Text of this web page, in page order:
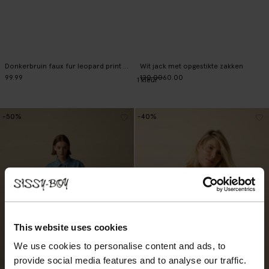
This website uses cookies
We use cookies to personalise content and ads, to
provide social media features and to analyse our traffic.
Donkerbruin faux fur leopard print gilet
99.99
Wit jack met opgestikte zakken
120.0060.00
1kleur
-50% -40%